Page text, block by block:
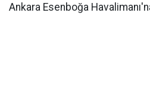
Ankara Esenboğa